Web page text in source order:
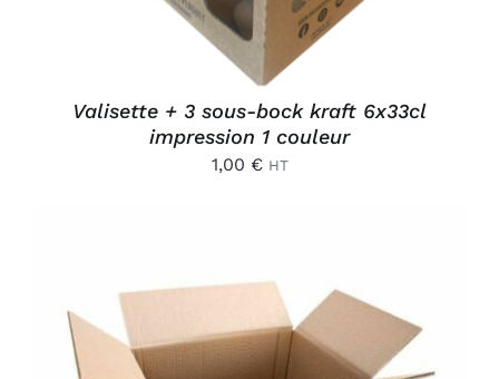
Valisette + 3 sous-bock kraft 6x33cl
impression 1 couleur
1,00 € HT